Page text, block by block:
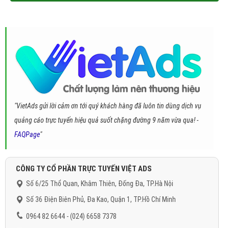
"VietAds gửi lời cảm ơn tới quý khách hàng đã luôn tin dùng dịch vụ
quảng cáo trực tuyến hiệu quả suốt chặng đường 9 năm vừa qua! -
FAQPage"
CÔNG TY CỔ PHẦN TRỰC TUYẾN VIỆT ADS
Số 6/25 Thổ Quan, Khâm Thiên, Đống Đa, TP.Hà Nội
Số 36 Điện Biên Phủ, Đa Kao, Quận 1, TP.Hồ Chí Minh
0964 82 6644 - (024) 6658 7378